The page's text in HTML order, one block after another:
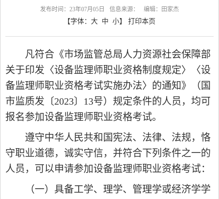
发布时间：23年07月05日 信息来源： 编辑：田家杰
【字体： 大 中 小】 打印本页
凡符合《市场监管总局人力资源社会保障部
关于印发〈设备监理师职业资格制度规定〉〈设
备监理师职业资格考试实施办法〉的通知》（国
市监质发〔2023〕13号）规定条件的人员，均可
报名参加设备监理师职业资格考试。
遵守中华人民共和国宪法、法律、法规，恪
守职业道德，诚实守信，并符合下列条件之一的
人员，可以申请参加设备监理师职业资格考试：
（一）具备工学、理学、管理学或经济学学